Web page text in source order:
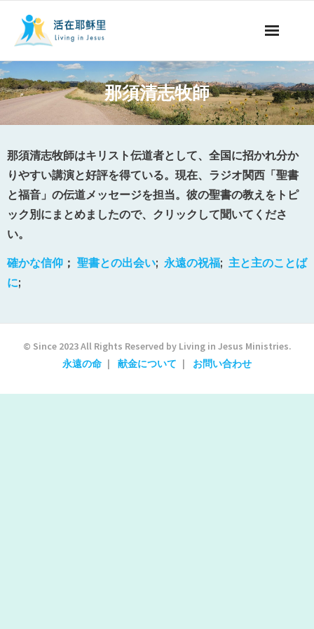
ミッションの紹介
聖書についての番組
聖書についての記事
永遠の命
献金について
那須清志牧師
那須清志牧師はキリスト伝道者として、全国に招かれ分か
りやすい講演と好評を得ている。現在、ラジオ関西「聖書
と福音」の伝道メッセージを担当。彼の聖書の教えをトピ
ック別にまとめましたので、クリックして聞いてくださ
い。
確かな信仰 ； 聖書との出会い; 永遠の祝福; 主と主のことば
に;
© Since 2023 All Rights Reserved by Living in Jesus Ministries.
永遠の命
献金について お問い合わせ